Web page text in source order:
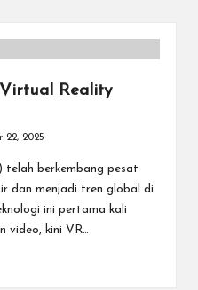
Reality
22, 2025
telah berkembang pesat
dan menjadi tren global di
ini pertama kali
video, kini VR…